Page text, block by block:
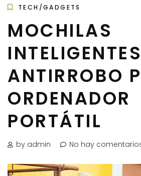
TECH/GADGETS
MOCHILAS
INTELIGENTES
ANTIRROBO
ORDENADOR
PORTÁTIL
by admin No hay